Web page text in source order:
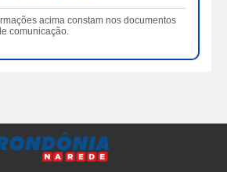
acima constam nos documentos
comunicação.